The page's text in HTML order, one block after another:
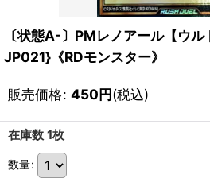
〔状態A-〕PMレノアール【ウ
JP021}《RDモンスター》
販売価格: 450円(税込)
在庫数 1枚
数量: